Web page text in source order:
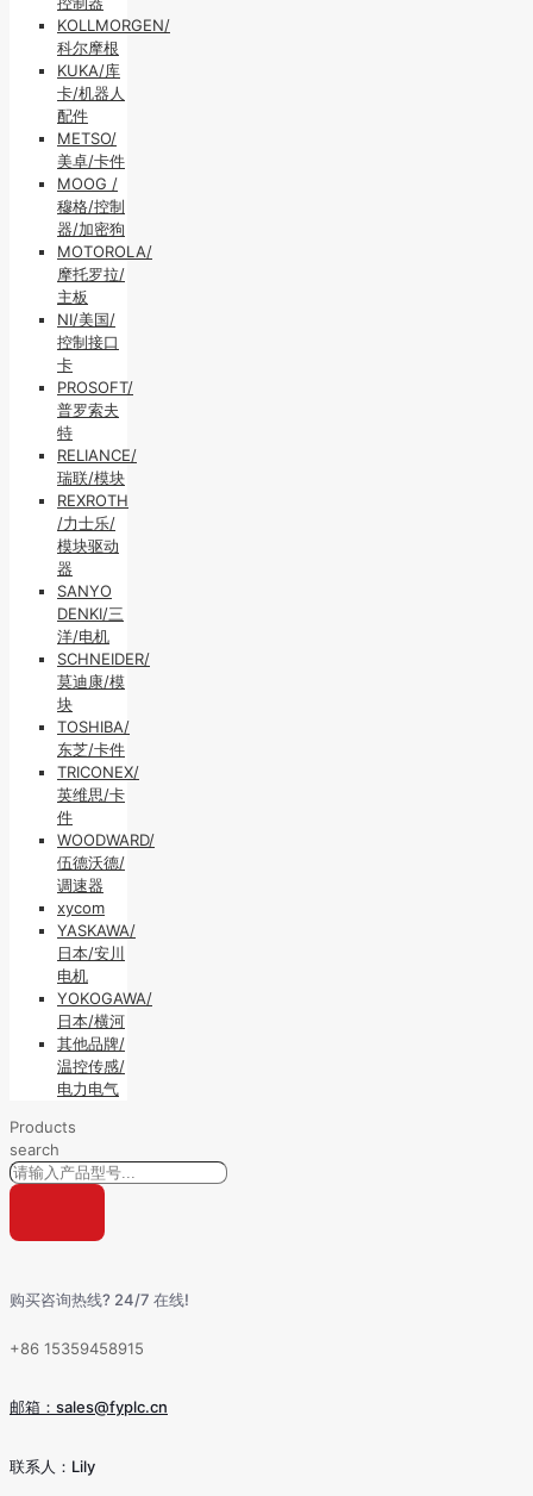
KOLLMORGEN/
科尔摩根
KUKA/库
卡/机器人
配件
METSO/
美卓/卡件
MOOG /
穆格/控制
器/加密狗
MOTOROLA/
摩托罗拉/
主板
NI/美国/
控制接口
卡
PROSOFT/
普罗索夫
特
RELIANCE/
瑞联/模块
REXROTH
/力士乐/
模块驱动
器
SANYO
DENKI/三
洋/电机
SCHNEIDER/
莫迪康/模
块
TOSHIBA/
东芝/卡件
TRICONEX/
英维思/卡
件
WOODWARD/
伍德沃德/
调速器
xycom
YASKAWA/
日本/安川
电机
YOKOGAWA/
日本/横河
其他品牌/
温控传感/
电力电气
Products
search
购买咨询热线? 24/7 在线!
+86 15359458915
邮箱：sales@fyplc.cn
联系人：Lily